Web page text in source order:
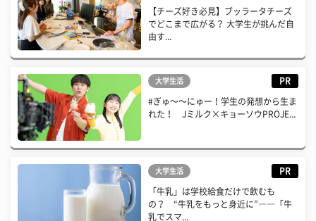
【チーズ好き必見】ブッラータチーズ
でどこまで広がる？ 大学生が挑んだ自
由す...
大学生活 PR
#ぎゅ〜〜にゅー！学生の発想から生ま
れた！ Jミルク×キョーソウPROJE...
大学生活 PR
「牛乳」は学校給食だけで飲むも
の？ “牛乳をもっと身近に”――「牛
乳でスマ...